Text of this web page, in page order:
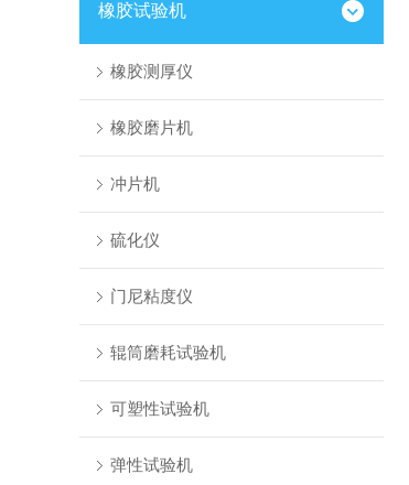
橡胶试验机
橡胶测厚仪
橡胶磨片机
冲片机
硫化仪
门尼粘度仪
辊筒磨耗试验机
可塑性试验机
弹性试验机